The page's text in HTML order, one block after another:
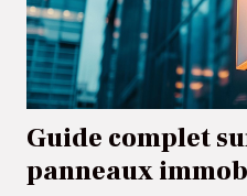
Guide complet
panneaux